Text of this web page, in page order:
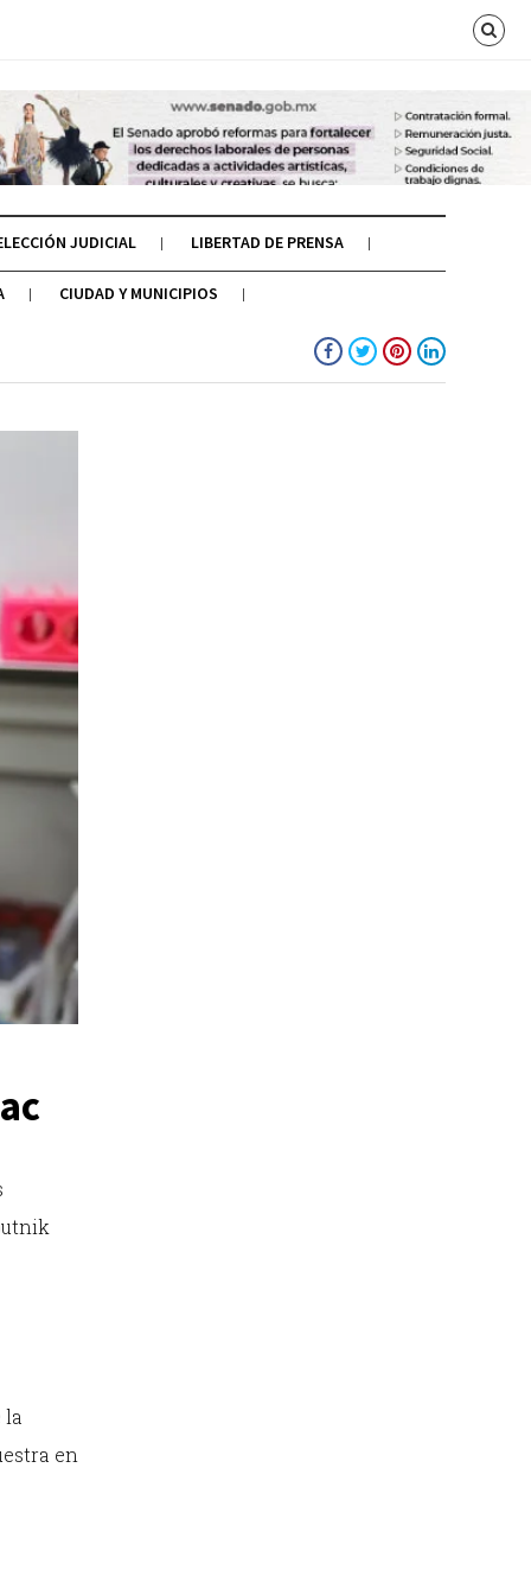
JUDICIAL LIBERTAD DE PRENSA
CIUDAD Y MUNICIPIOS
la
en